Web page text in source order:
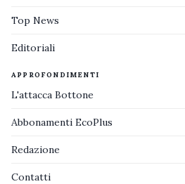
Top News
Editoriali
APPROFONDIMENTI
L'attacca Bottone
Abbonamenti EcoPlus
Redazione
Contatti